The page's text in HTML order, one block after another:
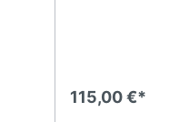
115,00 €*